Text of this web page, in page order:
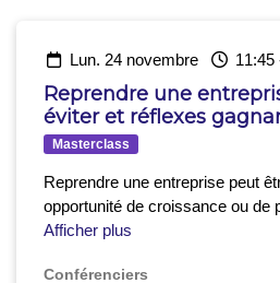
lun. 24 novembre 11:45
Reprendre une
éviter et réflexes
Masterclass
Reprendre une entreprise peut
opportunité de croissance ou de
de nombreuses erreurs coûtent
un regard d’expert sur les points
Afficher plus
Conférenciers